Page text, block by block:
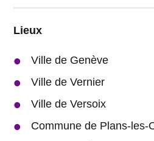
Lieux
Ville de Genève
Ville de Vernier
Ville de Versoix
Commune de Plans-les-